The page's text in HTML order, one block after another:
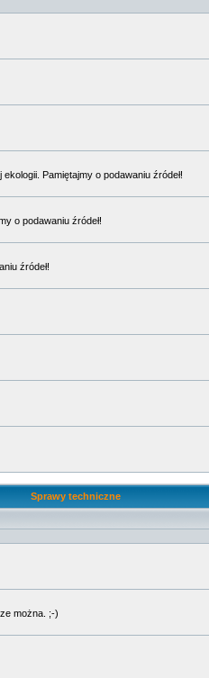
Pamiętajmy o podawaniu źródeł!
o podawaniu źródeł!
źródeł!
Sprawy techniczne
można. ;-)